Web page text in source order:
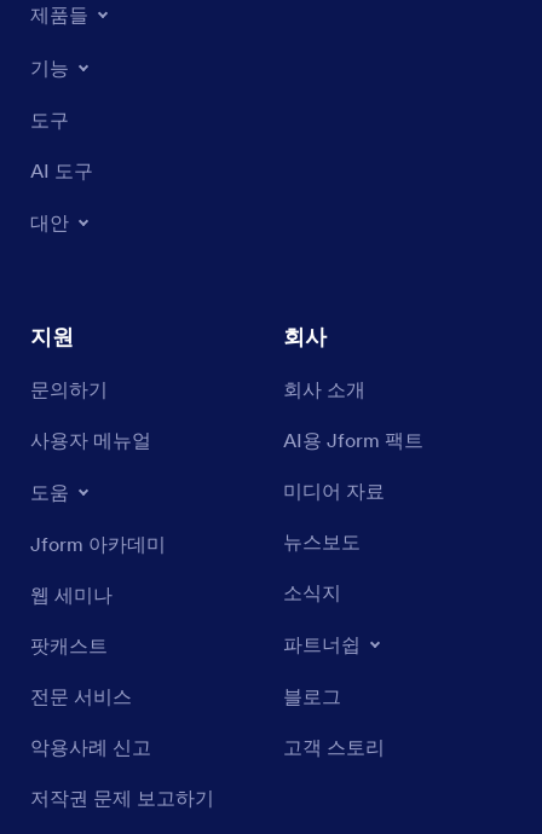
제품들
기능
도구
AI 도구
대안
지원
문의하기
사용자 메뉴얼
도움
Jform 아카데미
웹 세미나
팟캐스트
전문 서비스
악용사례 신고
저작권 문제 보고하기
회사
회사 소개
AI용 Jform 팩트
미디어 자료
뉴스보도
소식지
파트너쉽
블로그
고객 스토리